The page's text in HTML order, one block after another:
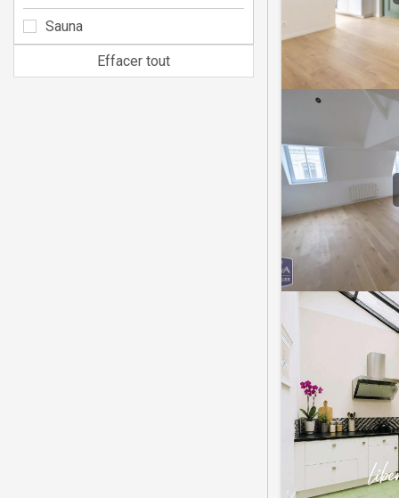
Sauna
Effacer tout